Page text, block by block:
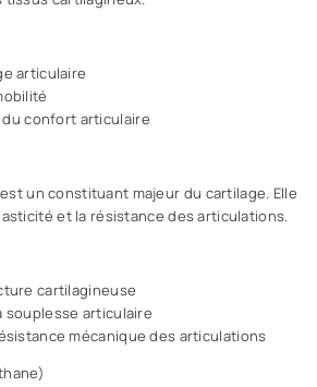
articulaire
confort articulaire
est un constituant majeur du cartilage. Elle
et la résistance des articulations.
cartilagineuse
souplesse articulaire
mécanique des articulations